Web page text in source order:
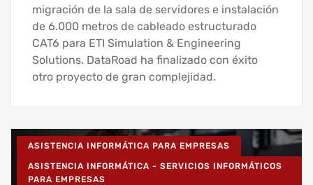
migración de la sala de servidores e instalación
de 6.000 metros de cableado estructurado
CAT6 para ETI Simulation & Engineering
Solutions. DataRoad ha finalizado con éxito
otro proyecto de gran complejidad.
ASISTENCIA INFORMÁTICA PARA EMPRESAS
ASISTENCIA INFORMÁTICA - SERVICIOS INFORMÁTICOS
PARA EMPRESAS